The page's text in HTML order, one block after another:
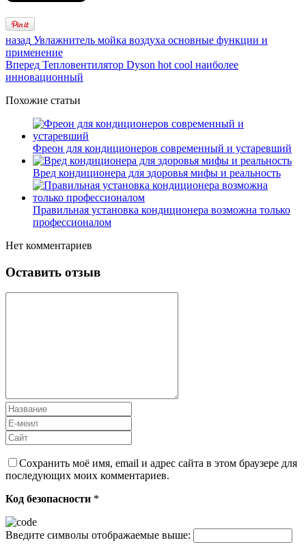
назад Увлажнитель мойка воздуха основные функции и
применение
Вперед Тепловентилятор Dyson hot cool наиболее
инновационный
Похожие статьи
Фреон для кондиционеров современный и устаревший
Вред кондиционера для здоровья мифы и реальность
Правильная установка кондиционера возможна только
профессионалом
Нет комментариев
Оставить отзыв
Сохранить моё имя, email и адрес сайта в этом браузере для
последующих моих комментариев.
Код безопасности *
Введите символы отображаемые выше: